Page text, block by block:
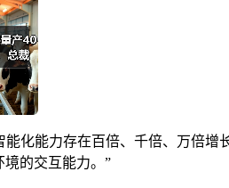
化能力存在百倍、千倍、万倍增
的交互能力。”